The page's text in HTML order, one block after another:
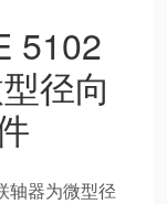
5102
径向
轴器为微型径